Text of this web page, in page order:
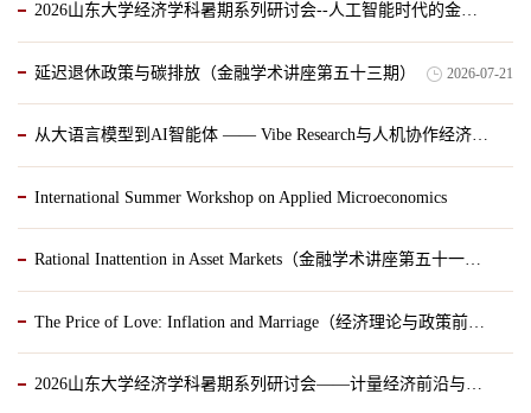
2026山东大学经济学科暑期系列研讨会--人工智能时代的金融风险暨经济学博士后创新论坛
延迟退休政策与碳排放（金融学术讲座第五十三期） 2026-07-21
从大语言模型到AI智能体 —— Vibe Research与人机协作经济学研究入门（金融学术讲座第五十二期）
International Summer Workshop on Applied Microeconomics
Rational Inattention in Asset Markets（金融学术讲座第五十一期）
2026山东大学经济学科暑期系列研讨会——计量经济前沿与方法